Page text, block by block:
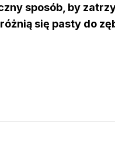
sposób, by
się pasty do